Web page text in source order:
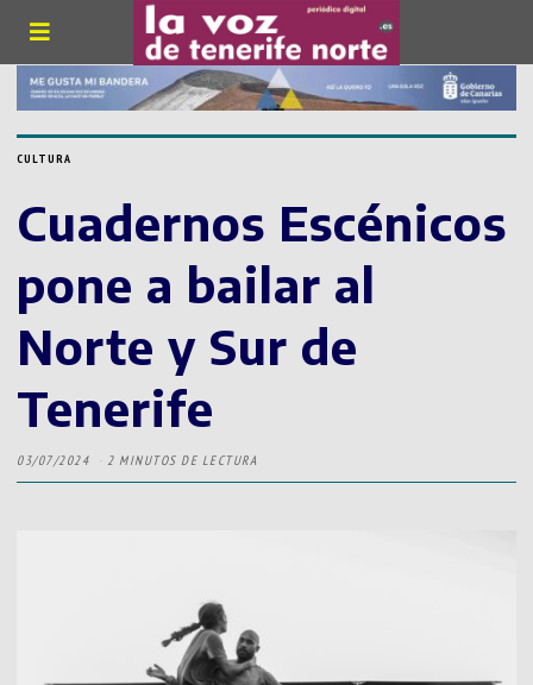
CULTURA
Cuadernos Escénicos
pone a bailar al
Norte y Sur de
Tenerife
03/07/2024 2 MINUTOS DE LECTURA